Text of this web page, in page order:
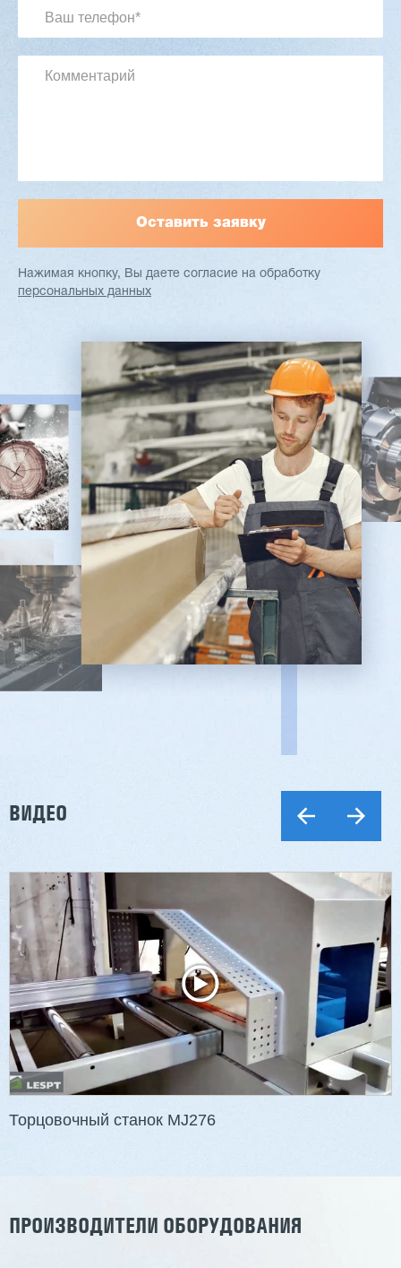
Артикул: 2497
Станок проходного типа
Нажимая кнопку, Вы даете согласие на обработку
персональных данных
ВИДЕО
Торцовочный станок MJ276
ПРОИЗВОДИТЕЛИ ОБОРУДОВАНИЯ